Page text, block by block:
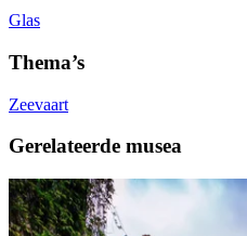
Glas
Thema’s
Zeevaart
Gerelateerde musea